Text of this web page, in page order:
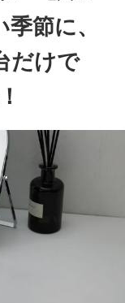
節に、
だけで